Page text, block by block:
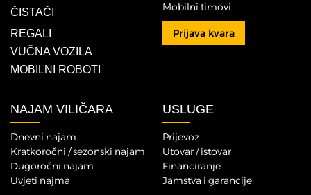
ČISTAČI
REGALI
VUČNA VOZILA
MOBILNI ROBOTI
Mobilni timovi
Prijava kvara
NAJAM VILIČARA
Dnevni najam
Kratkoročni / sezonski najam
Dugoročni najam
Uvjeti najma
USLUGE
Prijevoz
Utovar / istovar
Financiranje
Jamstva i garancije